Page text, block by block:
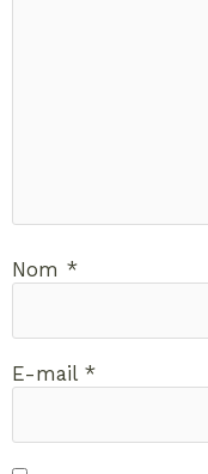
Nom *
E-mail *